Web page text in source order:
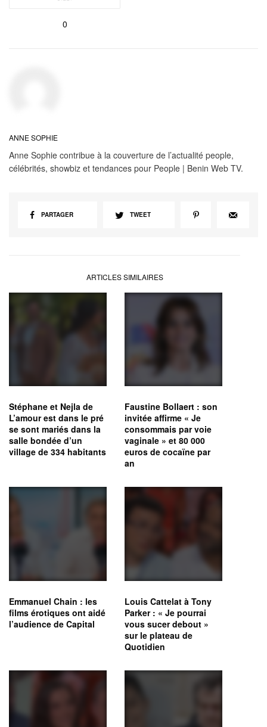
0
ANNE SOPHIE
Anne Sophie contribue à la couverture de l’actualité people,
célébrités, showbiz et tendances pour People | Benin Web TV.
PARTAGER TWEET
ARTICLES SIMILAIRES
Stéphane et Nejla de
L’amour est dans le pré
se sont mariés dans la
salle bondée d’un
village de 334 habitants
Faustine Bollaert : son
invitée affirme « Je
consommais par voie
vaginale » et 80 000
euros de cocaïne par
an
Emmanuel Chain : les
films érotiques ont aidé
l’audience de Capital
Louis Cattelat à Tony
Parker : « Je pourrai
vous sucer debout »
sur le plateau de
Quotidien